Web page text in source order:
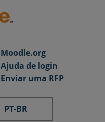
Moodle.org
Ajuda de login
Enviar uma RFP
PT-BR